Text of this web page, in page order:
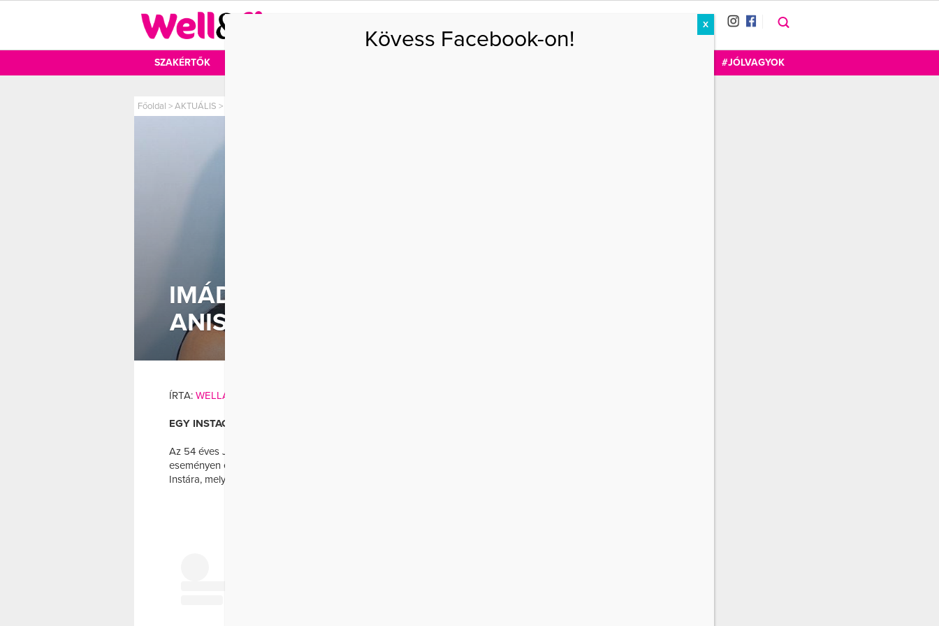
SZAKÉRTŐK #JÓLVAGYOK
Főoldal >AKTUÁLIS >
IMÁDJA AZ INTERNET JENNIFER
ANISTONT ŐSZ HAJSZÁLAKKAL
ÍRTA: WELLANDFIT
EGY INSTAGRAM VIDEÓBAN SZEREPELT ÍGY.
Az 54 éves Jennifer Aniston általában szőkés barna tincsekkel jelent meg minden
eseményen és az Instagramon is, nemrégiben azonban posztolt egy videót az
Instára, melyben jól látszik, hogy ősz a hajtöve.
Kövess Facebook-on!
X